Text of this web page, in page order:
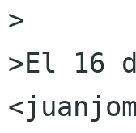
>
>El 16